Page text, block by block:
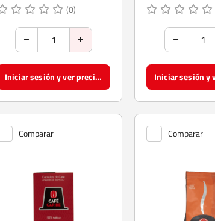
(0)
Iniciar sesión y ver precios
Comparar Comparar